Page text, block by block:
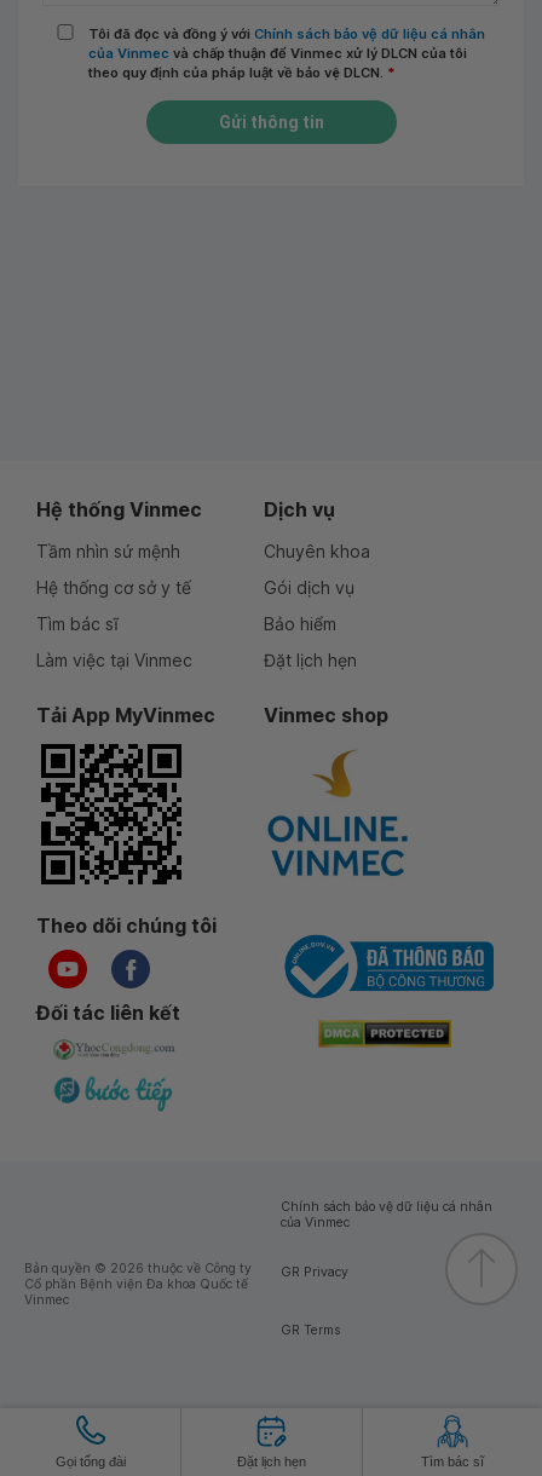
Tôi đã đọc và đồng ý với Chính sách bảo vệ dữ liệu cá nhân
của Vinmec và chấp thuận để Vinmec xử lý DLCN của tôi
theo quy định của pháp luật về bảo vệ DLCN. *
Gửi thông tin
Gọi tổng đài Đặt lịch hẹn Tìm bác sĩ
Hệ thống Vinmec
Tầm nhìn sứ mệnh
Hệ thống cơ sở y tế
Tìm bác sĩ
Làm việc tại Vinmec
Dịch vụ
Chuyên khoa
Gói dịch vụ
Bảo hiểm
Đặt lịch hẹn
Tải App MyVinmec Vinmec shop
Theo dõi chúng tôi
Đối tác liên kết
Bản quyền © 2026 thuộc về Công ty
Cổ phần Bệnh viện Đa khoa Quốc tế
Vinmec
Chính sách bảo vệ dữ liệu cá nhân
của Vinmec
GR Privacy
GR Terms